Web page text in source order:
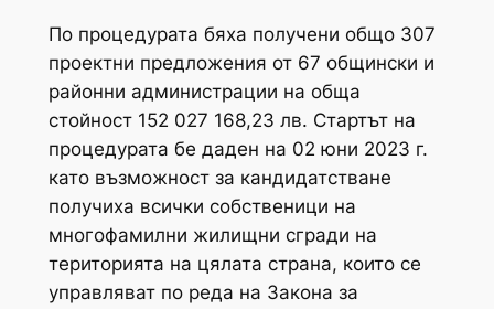
По процедурата бяха получени общо 307
проектни предложения от 67 общински и
районни администрации на обща
стойност 152 027 168,23 лв. Стартът на
процедурата бе даден на 02 юни 2023 г.
като възможност за кандидатстване
получиха всички собственици на
многофамилни жилищни сгради на
територията на цялата страна, които се
управляват по реда на Закона за